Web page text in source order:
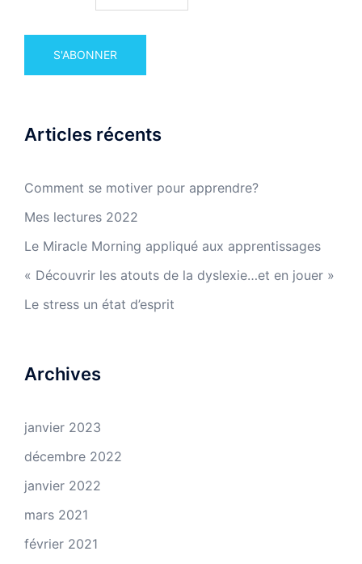
Articles récents
Comment se motiver pour apprendre?
Mes lectures 2022
Le Miracle Morning appliqué aux apprentissages
« Découvrir les atouts de la dyslexie…et en jouer »
Le stress un état d’esprit
Archives
janvier 2023
décembre 2022
janvier 2022
mars 2021
février 2021